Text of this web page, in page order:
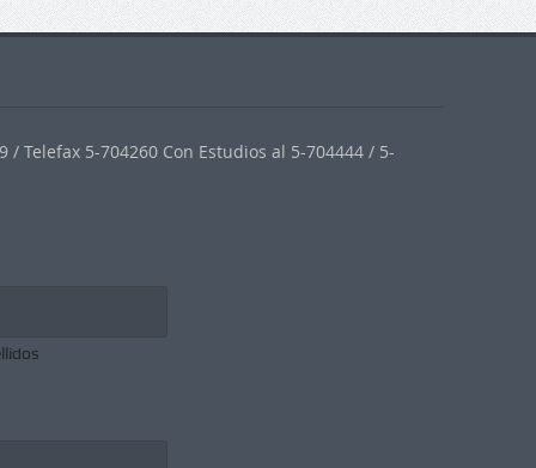
Telefax 5-704260 Con Estudios al 5-704444 / 5-